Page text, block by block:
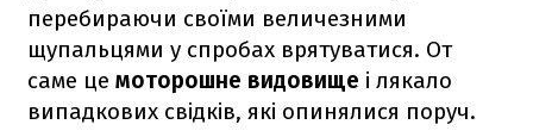
перебираючи своїми величезними
щупальцями у спробах врятуватися. От
саме це моторошне видовище і лякало
випадкових свідків, які опинялися поруч.